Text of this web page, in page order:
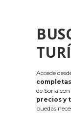
Accede
completas
de Soria con
precios y
puedas